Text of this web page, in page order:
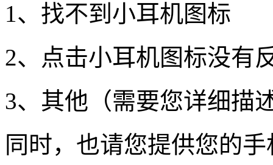
1、找不到小耳机图标
2、点击小耳机图标没有
3、其他（需要您详细描
同时，也请您提供您的